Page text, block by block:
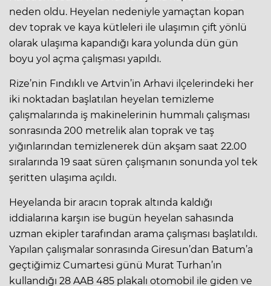
neden oldu. Heyelan nedeniyle yamaçtan kopan
dev toprak ve kaya kütleleri ile ulaşımın çift yönlü
olarak ulaşıma kapandığı kara yolunda dün gün
boyu yol açma çalışması yapıldı.
Rize’nin Fındıklı ve Artvin’in Arhavi ilçelerindeki her
iki noktadan başlatılan heyelan temizleme
çalışmalarında iş makinelerinin hummalı çalışması
sonrasında 200 metrelik alan toprak ve taş
yığınlarından temizlenerek dün akşam saat 22.00
sıralarında 19 saat süren çalışmanın sonunda yol tek
şeritten ulaşıma açıldı.
Heyelanda bir aracın toprak altında kaldığı
iddialarına karşın ise bugün heyelan sahasında
uzman ekipler tarafından arama çalışması başlatıldı.
Yapılan çalışmalar sonrasında Giresun’dan Batum’a
geçtiğimiz Cumartesi günü Murat Turhan’ın
kullandığı 28 AAB 485 plakalı otomobil ile giden ve